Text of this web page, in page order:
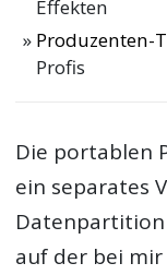
Effekten
Produzenten-
Profis
Die portablen
ein separates
auf der bei